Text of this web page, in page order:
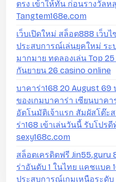
ตรง เข้าให้ทัน ก่อนรางวัลห
Tangtem168e.com
เว็บเปิดใหม่ สล็อต888 เว็บ
ประสบการณ์เล่นยุคใหม่ ระ
มากมาย ทดลองเล่น Top 25
กันยายน 26 casino online
บาคาร่า168 20 August 69
ของเกมบาคาร่า เซียนบาค
อัตโนมัติเจ้าแรก สัมผัสโต๊ะ
ร่า168 เข้าเล่นวันนี้ รับโปร
sexy168c.com
สล็อตเครดิตฟรี Jin55.guru
ร่าอันดับ 1 ในไทย แคชแบค
ประสบการณ์เกมเหนือระดั